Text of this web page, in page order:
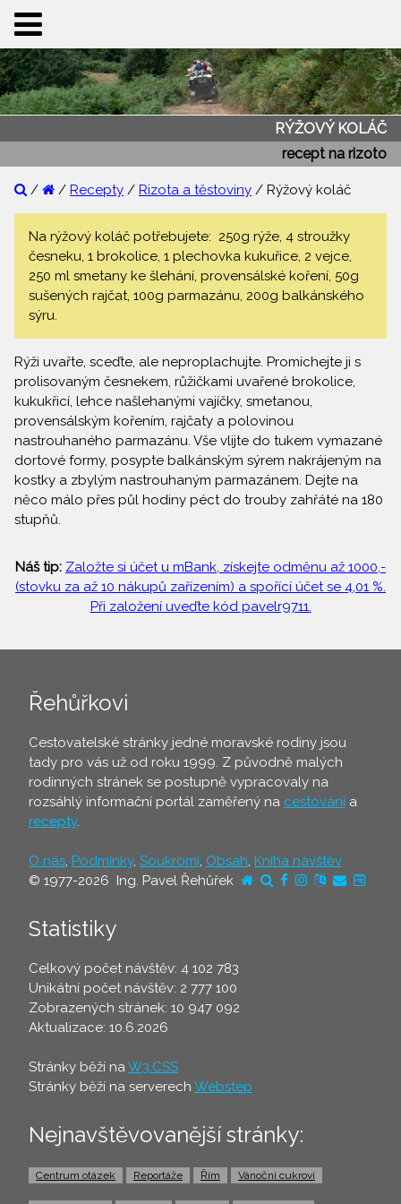
RÝŽOVÝ KOLÁČ
recept na rizoto
/ / Recepty / Rizota a těstoviny / Rýžový koláč
Na rýžový koláč potřebujete: 250g rýže, 4 stroužky
česneku, 1 brokolice, 1 plechovka kukuřice, 2 vejce,
250 ml smetany ke šlehání, provensálské koření, 50g
sušených rajčat, 100g parmazánu, 200g balkánského
sýru.
Rýži uvařte, sceďte, ale neproplachujte. Promíchejte ji s
prolisovaným česnekem, růžičkami uvařené brokolice,
kukukřicí, lehce našlehanými vajíčky, smetanou,
provensálským kořením, rajčaty a polovinou
nastrouhaného parmazánu. Vše vlijte do tukem vymazané
dortové formy, posypte balkánským sýrem nakrájeným na
kostky a zbylým nastrouhaným parmazánem. Dejte na
něco málo přes půl hodiny péct do trouby zahřáté na 180
stupňů.
Náš tip: Založte si účet u mBank, získejte odměnu až 1000,-
(stovku za až 10 nákupů zařízením) a spořící účet se 4,01 %.
Při založení uveďte kód pavelr9711.
Řehůřkovi
Cestovatelské stránky jedné moravské rodiny jsou
tady pro vás už od roku 1999. Z původně malých
rodinných stránek se postupně vypracovaly na
rozsáhlý informační portál zaměřený na cestování a
recepty.
O nás, Podmínky, Soukromí, Obsah, Kniha návštěv
© 1977-2026 Ing. Pavel Řehůřek
Statistiky
Celkový počet návštěv: 4 102 783
Unikátní počet návštěv: 2 777 100
Zobrazených stránek: 10 947 092
Aktualizace: 10.6.2026
Stránky běží naW3.CSS
Stránky běží na serverech Webstep
Nejnavštěvovanější stránky:
Centrum otázek Reportáže Řím Vánoční cukroví